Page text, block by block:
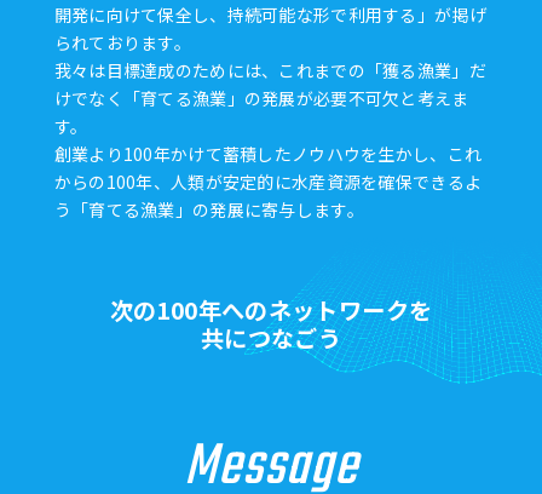
開発に向けて保全し、持続可能な形で利用する」が掲げ
られております。
我々は目標達成のためには、これまでの「獲る漁業」だ
けでなく「育てる漁業」の発展が必要不可欠と考えま
す。
創業より100年かけて蓄積したノウハウを生かし、これ
からの100年、人類が安定的に水産資源を確保できるよ
う「育てる漁業」の発展に寄与します。
次の100年へのネットワークを
共につなごう
Message